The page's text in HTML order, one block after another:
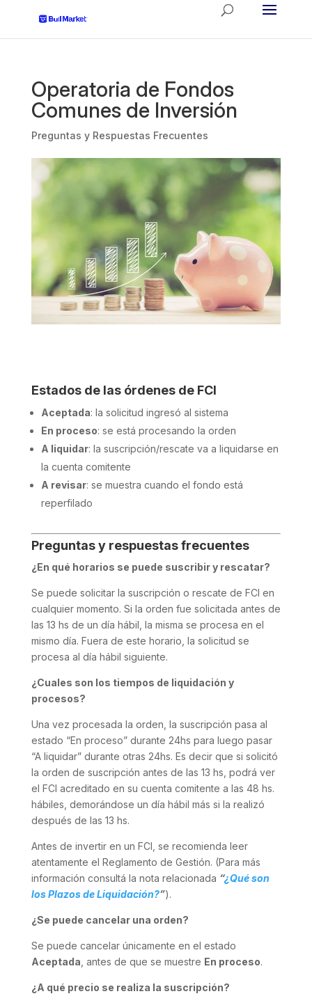
Operatoria de Fondos
Comunes de Inversión
Preguntas y Respuestas Frecuentes
Estados de las órdenes de FCI
Aceptada: la solicitud ingresó al sistema
En proceso: se está procesando la orden
A liquidar: la suscripción/rescate va a liquidarse en
la cuenta comitente
A revisar: se muestra cuando el fondo está
reperfilado
Preguntas y respuestas frecuentes
¿En qué horarios se puede suscribir y rescatar?
Se puede solicitar la suscripción o rescate de FCI en
cualquier momento. Si la orden fue solicitada antes de
las 13 hs de un día hábil, la misma se procesa en el
mismo día. Fuera de este horario, la solicitud se
procesa al día hábil siguiente.
¿Cuales son los tiempos de liquidación y
procesos?
Una vez procesada la orden, la suscripción pasa al
estado “En proceso” durante 24hs para luego pasar
“A liquidar” durante otras 24hs. Es decir que si solicitó
la orden de suscripción antes de las 13 hs, podrá ver
el FCI acreditado en su cuenta comitente a las 48 hs.
hábiles, demorándose un día hábil más si la realizó
después de las 13 hs.
Antes de invertir en un FCI, se recomienda leer
atentamente el Reglamento de Gestión. (Para más
información consultá la nota relacionada “¿Qué son
los Plazos de Liquidación?”).
¿Se puede cancelar una orden?
Se puede cancelar únicamente en el estado
Aceptada , antes de que se muestre En proceso.
¿A qué precio se realiza la suscripción?